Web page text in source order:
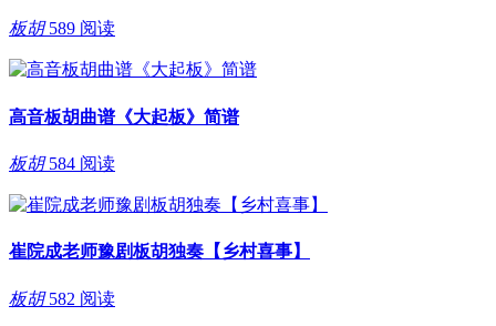
板胡 589 阅读
高音板胡曲谱《大起板》简谱
板胡 584 阅读
崔院成老师豫剧板胡独奏【乡村喜事】
板胡 582 阅读